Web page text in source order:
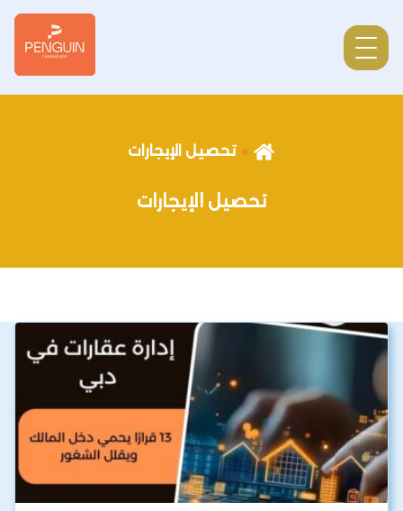
تحصيل الإيجارات
تحصيل الإيجارات